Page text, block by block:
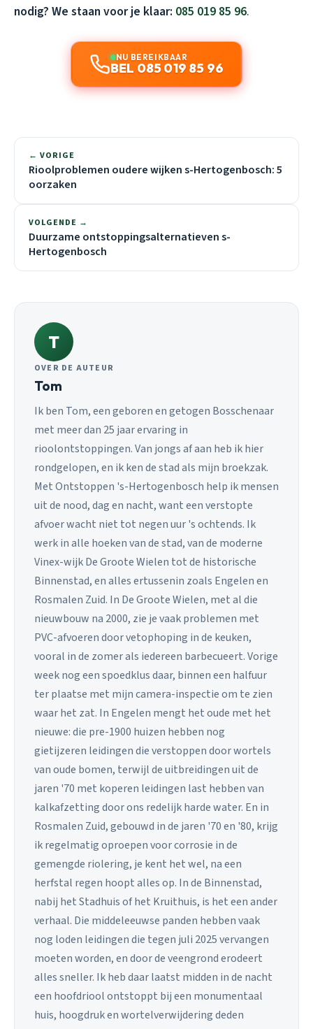
nodig? We staan voor je klaar: 085 019 85 96.
NU BEREIKBAAR
BEL 085 019 85 96
← VORIGE
Rioolproblemen oudere wijken s-Hertogenbosch: 5
oorzaken
VOLGENDE →
Duurzame ontstoppingsalternatieven s-
Hertogenbosch
T
OVER DE AUTEUR
Tom
Ik ben Tom, een geboren en getogen Bosschenaar
met meer dan 25 jaar ervaring in
rioolontstoppingen. Van jongs af aan heb ik hier
rondgelopen, en ik ken de stad als mijn broekzak.
Met Ontstoppen 's-Hertogenbosch help ik mensen
uit de nood, dag en nacht, want een verstopte
afvoer wacht niet tot negen uur 's ochtends. Ik
werk in alle hoeken van de stad, van de moderne
Vinex-wijk De Groote Wielen tot de historische
Binnenstad, en alles ertussenin zoals Engelen en
Rosmalen Zuid. In De Groote Wielen, met al die
nieuwbouw na 2000, zie je vaak problemen met
PVC-afvoeren door vetophoping in de keuken,
vooral in de zomer als iedereen barbecueert. Vorige
week nog een spoedklus daar, binnen een halfuur
ter plaatse met mijn camera-inspectie om te zien
waar het zat. In Engelen mengt het oude met het
nieuwe: die pre-1900 huizen hebben nog
gietijzeren leidingen die verstoppen door wortels
van oude bomen, terwijl de uitbreidingen uit de
jaren '70 met koperen leidingen last hebben van
kalkafzetting door ons redelijk harde water. En in
Rosmalen Zuid, gebouwd in de jaren '70 en '80, krijg
ik regelmatig oproepen voor corrosie in de
gemengde riolering, je kent het wel, na een
herfstal regen hoopt alles op. In de Binnenstad,
nabij het Stadhuis of het Kruithuis, is het een ander
verhaal. Die middeleeuwse panden hebben vaak
nog loden leidingen die tegen juli 2025 vervangen
moeten worden, en door de veengrond erodeert
alles sneller. Ik heb daar laatst midden in de nacht
een hoofdriool ontstoppt bij een monumentaal
huis, hoogdruk en wortelverwijdering deden